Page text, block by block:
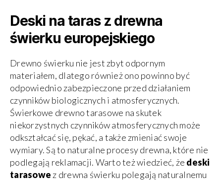
Deski na taras z drewna
świerku europejskiego
Drewno świerku nie jest zbyt odpornym
materiałem, dlatego również ono powinno być
odpowiednio zabezpieczone przed działaniem
czynników biologicznych i atmosferycznych.
Świerkowe drewno tarasowe na skutek
niekorzystnych czynników atmosferycznych może
odkształcać się, pękać, a także zmieniać swoje
wymiary. Są to naturalne procesy drewna, które nie
podlegają reklamacji. Warto też wiedzieć, że deski
tarasowe z drewna świerku polegają naturalnemu